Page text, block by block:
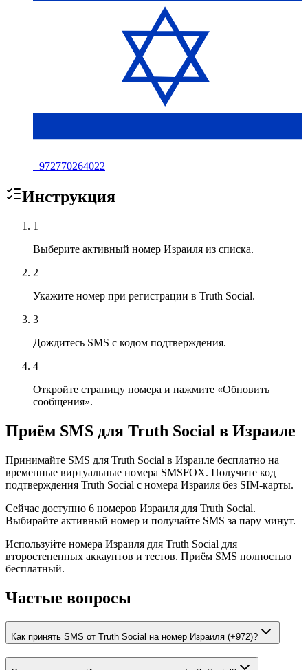
+972770264022
Инструкция
1
Выберите активный номер Израиля из списка.
2
Укажите номер при регистрации в Truth Social.
3
Дождитесь SMS с кодом подтверждения.
4
Откройте страницу номера и нажмите «Обновить
сообщения».
Приём SMS для Truth Social в Израиле
Принимайте SMS для Truth Social в Израиле бесплатно на
временные виртуальные номера SMSFOX. Получите код
подтверждения Truth Social с номера Израиля без SIM-карты.
Сейчас доступно 6 номеров Израиля для Truth Social.
Выбирайте активный номер и получайте SMS за пару минут.
Используйте номера Израиля для Truth Social для
второстепенных аккаунтов и тестов. Приём SMS полностью
бесплатный.
Частые вопросы
Как принять SMS от Truth Social на номер Израиля (+972)?